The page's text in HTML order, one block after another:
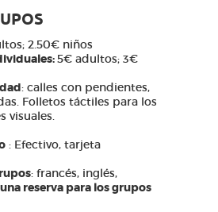
2.50€ niños
5€ adultos; 3€
: calles con pendientes,
Folletos táctiles para los
visuales.
: Efectivo, tarjeta
: francés, inglés,
reserva para los grupos